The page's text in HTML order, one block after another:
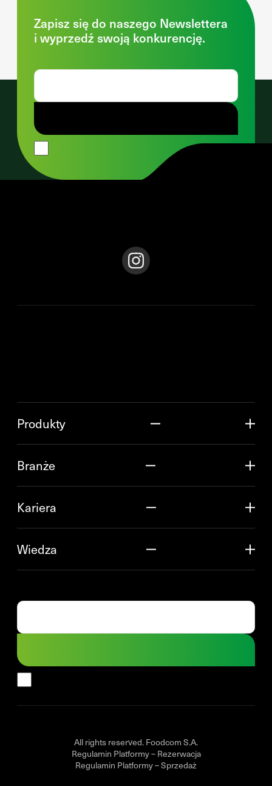
Zapisz się do naszego Newslettera
i wyprzedź swoją konkurencję.
Produkty
Branże
Kariera
Wiedza
All rights reserved. Foodcom S.A.
Regulamin Platformy – Rezerwacja
Regulamin Platformy – Sprzedaż